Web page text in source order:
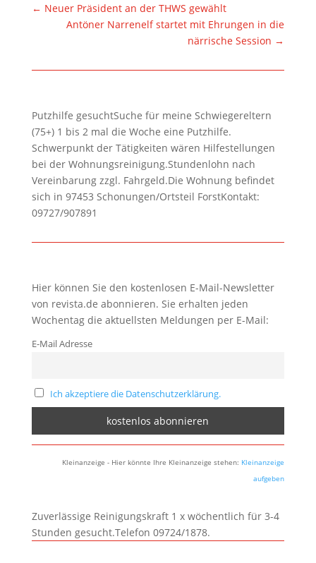
← Neuer Präsident an der THWS gewählt
Antöner Narrenelf startet mit Ehrungen in die
närrische Session →
Putzhilfe gesuchtSuche für meine Schwiegereltern
(75+) 1 bis 2 mal die Woche eine Putzhilfe.
Schwerpunkt der Tätigkeiten wären Hilfestellungen
bei der Wohnungsreinigung.Stundenlohn nach
Vereinbarung zzgl. Fahrgeld.Die Wohnung befindet
sich in 97453 Schonungen/Ortsteil ForstKontakt:
09727/907891
Hier können Sie den kostenlosen E-Mail-Newsletter
von revista.de abonnieren. Sie erhalten jeden
Wochentag die aktuellsten Meldungen per E-Mail:
E-Mail Adresse
Ich akzeptiere die Datenschutzerklärung.
Kleinanzeige - Hier könnte Ihre Kleinanzeige stehen: Kleinanzeige
aufgeben
Zuverlässige Reinigungskraft 1 x wöchentlich für 3-4
Stunden gesucht.Telefon 09724/1878.